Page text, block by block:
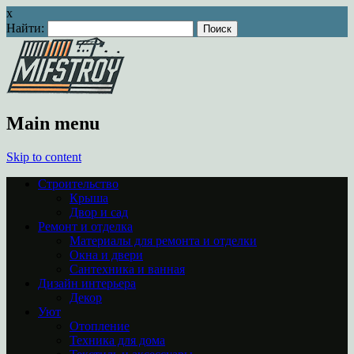
x
Найти:
Main menu
Skip to content
Строительство
Крыша
Двор и сад
Ремонт и отделка
Материалы для ремонта и отделки
Окна и двери
Сантехника и ванная
Дизайн интерьера
Декор
Уют
Отопление
Техника для дома